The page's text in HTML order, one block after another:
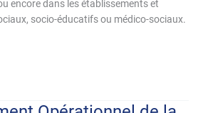
encore dans les établissements et
socio-éducatifs ou médico-sociaux.